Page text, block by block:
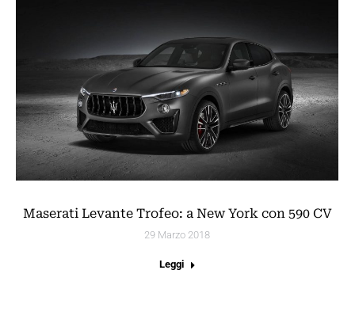
Maserati Levante Trofeo: a New York con 590 CV
29 Marzo 2018
Leggi